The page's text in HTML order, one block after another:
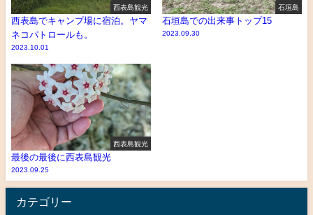
西表島観光
西表島でキャンプ場に宿泊。ヤマ
ネコパトロールも。
2023.10.01
石垣島
石垣島での出来事トップ15
2023.09.30
西表島観光
最後の最後に西表島観光
2023.09.25
カテゴリー